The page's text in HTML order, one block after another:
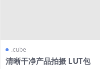
.cube
清晰干净产品拍摄 LUT包